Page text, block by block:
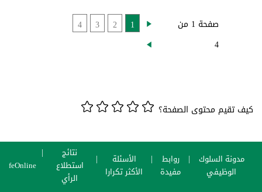
صفحة 1 من
4
1
2
3
4
كيف تقيم محتوى الصفحة؟
مدونة السلوك
الوظيفي
روابط
مفيدة
الأسئلة
الأكثر تكرارا
نتائج
استطلاع
الرأي
SafeOnline